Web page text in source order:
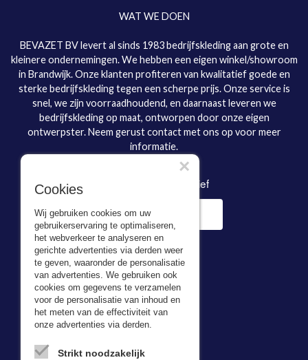
WAT WE DOEN
BEVAZET BV levert al sinds 1983 bedrijfskleding aan grote en
kleinere ondernemingen. We hebben een eigen winkel/showroom
in Brandwijk. Onze klanten profiteren van kwalitatief goede en
sterke bedrijfskleding tegen een scherpe prijs. Onze service is
snel, we zijn voorraadhoudend, en daarnaast leveren we
bedrijfskleding op maat, ontworpen door onze eigen
ontwerpster. Neem gerust contact met ons op voor meer
informatie.
Inschrijven nieuwsbrief
Adresgegevens
Kerkweg 5,
Cookies
Wij gebruiken cookies om uw
gebruikerservaring te optimaliseren,
het webverkeer te analyseren en
gerichte advertenties via derden weer
te geven, waaronder de personalisatie
van advertenties. We gebruiken ook
cookies om gegevens te verzamelen
voor de personalisatie van inhoud en
het meten van de effectiviteit van
onze advertenties via derden.
Strikt noodzakelijk
×